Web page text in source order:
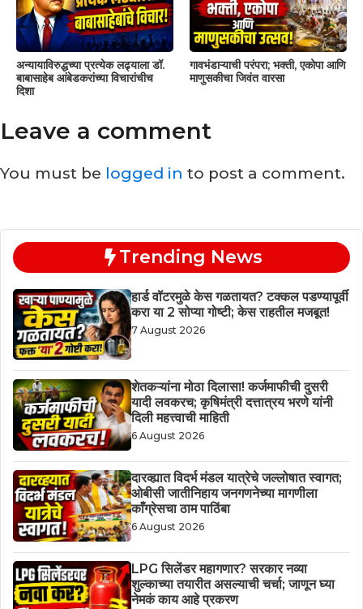
अन्यायाविरुद्धच्या प्रत्येक लढ्याला डॉ.
बाबासाहेब आंबेडकरांच्या विचारांचीच
दिशा
गावभंडाऱ्याची परंपरा; भक्ती, एकोपा आणि
माणुसकीचा जिवंत वारसा
Leave a comment
You must be logged in to post a comment.
Trending News
हार्ड वॉटरमुळे केस गळतायत? टक्कल पडण्यापूर्वी
करा या 2 सोप्या गोष्टी; केस राहतील मजबूत!
7 August 2026
शेतकऱ्यांना मोठा दिलासा! कर्जमाफीची दुसरी
यादी लवकरच; कृषिमंत्री दत्तात्रय भरणे यांनी
दिली महत्त्वाची माहिती
6 August 2026
दारव्ह्यात विदर्भ मंडल यात्रेचे जल्लोषात स्वागत;
ओबीसी जातीनिहाय जनगणनेच्या मागणीला
काँग्रेसचा ठाम पाठिंबा
6 August 2026
LPG सिलेंडर महागणार? सरकार नव्या
शुल्काच्या तयारीत असल्याची चर्चा; जाणून घ्या
नेमकं काय आहे प्रकरण